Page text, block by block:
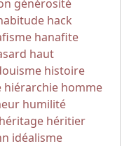
générosité
hack
hanafite
haut
histoire
hiérarchie homme
humilité
héritage héritier
idéalisme